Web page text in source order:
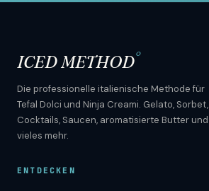
ICED METHOD°
Die professionelle italienische Methode für
Tefal Dolci und Ninja Creami. Gelato, Sorbet,
Cocktails, Saucen, aromatisierte Butter und
vieles mehr.
ENTDECKEN